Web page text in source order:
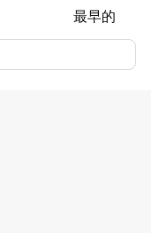
最早的